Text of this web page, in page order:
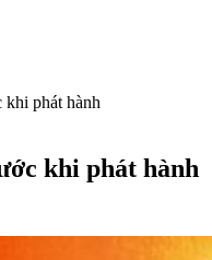
khi phát hành
khi phát hành